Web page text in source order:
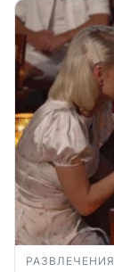
РАЗВЛЕЧЕНИЯ